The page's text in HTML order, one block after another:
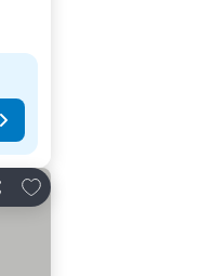
Adicionar aos favoritos